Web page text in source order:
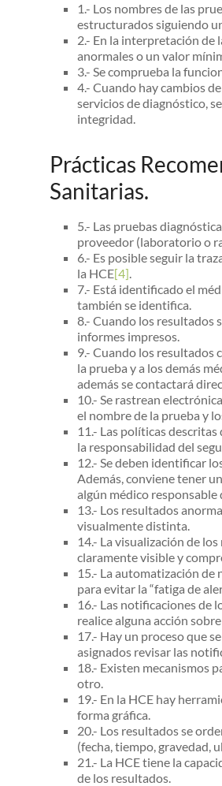
1.- Los nombres de las
estructurados siguiendo
2.- En la interpretación de
anormales o un valor
3.- Se comprueba la
4.- Cuando hay cambios
servicios de diagnóstico,
integridad.
Prácticas
Sanitarias.
5.- Las pruebas
proveedor (laboratorio o
6.- Es posible seguir la
la HCE[4].
7.- Está identificado el
también se identifica.
8.- Cuando los resultados
informes impresos.
9.- Cuando los resultados
la prueba y a los demás
además se contactará
10.- Se rastrean
el nombre de la prueba y
11.- Las políticas
la responsabilidad del
12.- Se deben identificar
Además, conviene tener
algún médico
13.- Los resultados
visualmente distinta.
14.- La visualización de
claramente visible y
15.- La automatización de
para evitar la “fatiga de
16.- Las notificaciones de
realice alguna acción
17.- Hay un proceso que
asignados revisar las
18.- Existen mecanismos
otro.
19.- En la HCE hay
forma gráfica.
20.- Los resultados se
(fecha, tiempo, gravedad,
21.- La HCE tiene la
de los resultados.